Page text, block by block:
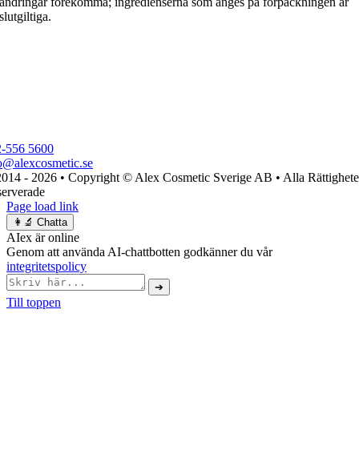
slutgiltiga.
556 5600
- 2026 • Copyright © Alex Cosmetic Sverige AB • Alla
Page load link
👩‍🔬 Chatta
AIex är online
Genom att använda AI-chattbotten godkänner du vår
integritetspolicy
➔
Till toppen